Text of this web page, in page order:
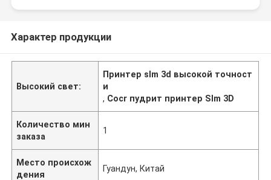
Характер продукции
Высокий свет:
Принтер slm 3d высокой точност
и
, Cocr пудрит принтер Slm 3D
Количество мин
заказа
1
Место происхож
дения
Гуандун, Китай